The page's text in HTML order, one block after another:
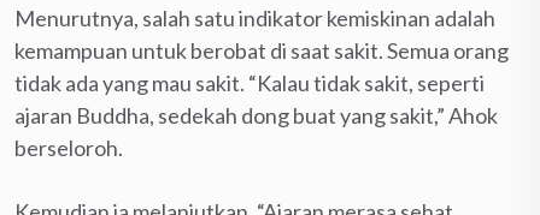
Menurutnya, salah satu indikator kemiskinan adalah
kemampuan untuk berobat di saat sakit. Semua orang
tidak ada yang mau sakit. “Kalau tidak sakit, seperti
ajaran Buddha, sedekah dong buat yang sakit,” Ahok
berseloroh.